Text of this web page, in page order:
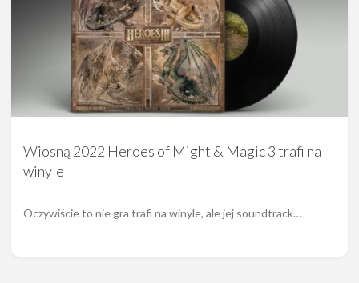
Wiosną 2022 Heroes of Might & Magic 3 trafi na
winyle
Oczywiście to nie gra trafi na winyle, ale jej soundtrack…